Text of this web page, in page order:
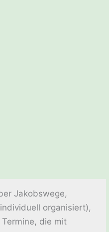
Jakobswege,
organisiert),
die mit